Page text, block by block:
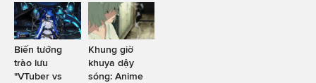
Biến tướng
trào lưu
"VTuber vs
Khung giờ
khuya dậy
sóng: Anime